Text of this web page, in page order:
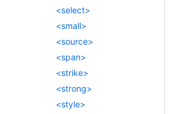
<select>
<small>
<source>
<span>
<strike>
<strong>
<style>